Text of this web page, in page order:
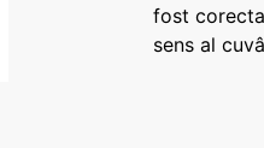
fost
sens al